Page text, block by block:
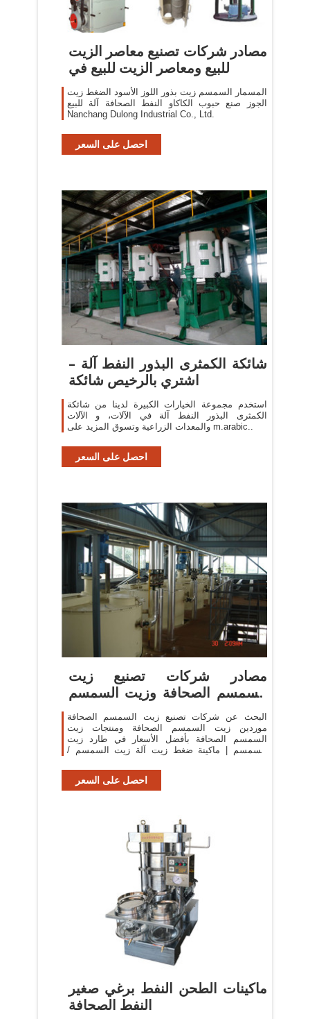
مصادر شركات تصنيع معاصر الزيت
للبيع ومعاصر الزيت للبيع في
المسمار السمسم زيت بذور اللوز الأسود الضغط زيت
الجوز صنع حبوب الكاكاو النفط الصحافة آلة للبيع
Nanchang Dulong Industrial Co., Ltd.
احصل على السعر
شائكة الكمثرى البذور النفط آلة –
اشتري بالرخيص شائكة
استخدم مجموعة الخيارات الكبيرة لدينا من شائكة
الكمثرى البذور النفط آلة في الآلات، و الآلات
والمعدات الزراعية وتسوق المزيد على m.arabic..
احصل على السعر
مصادر شركات تصنيع زيت
السمسم الصحافة وزيت السمسم
الصحافة
البحث عن شركات تصنيع زيت السمسم الصحافة
موردين زيت السمسم الصحافة ومنتجات زيت
السمسم الصحافة بأفضل الأسعار في طارد زيت
السمسم | ماكينة ضغط زيت آلة زيت السمسم /
احصل على السعر
ماكينات الطحن النفط برغي صغير
النفط الصحافة